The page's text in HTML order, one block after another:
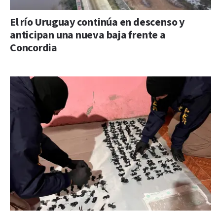
El río Uruguay continúa en descenso y
anticipan una nueva baja frente a
Concordia